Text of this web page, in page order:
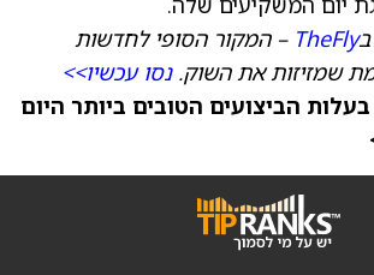
TheFly – המקור הסופי לחדשות
שמזיזות את השוק.נסו עכשיו>>
הביצועים הטובים ביותר היום